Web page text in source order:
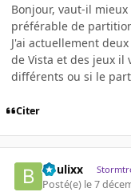
Bonjour, vaut-il
préférable de
J'ai actuellement
de Vista et des jeux il
différents ou si le
Citer
boulixx
Posté(e) le 7